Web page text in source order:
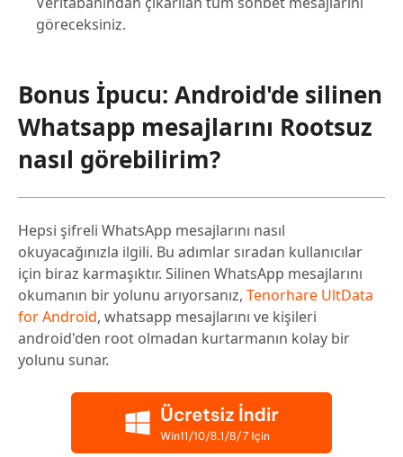
göreceksiniz.
Bonus İpucu: Android'de silinen
Whatsapp mesajlarını Rootsuz
nasıl görebilirim?
Hepsi şifreli WhatsApp mesajlarını nasıl
okuyacağınızla ilgili. Bu adımlar sıradan kullanıcılar
için biraz karmaşıktır. Silinen WhatsApp mesajlarını
okumanın bir yolunu arıyorsanız, Tenorhare UltData
for Android, whatsapp mesajlarını ve kişileri
android'den root olmadan kurtarmanın kolay bir
yolunu sunar.